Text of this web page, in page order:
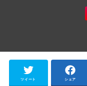
ツイート シェア